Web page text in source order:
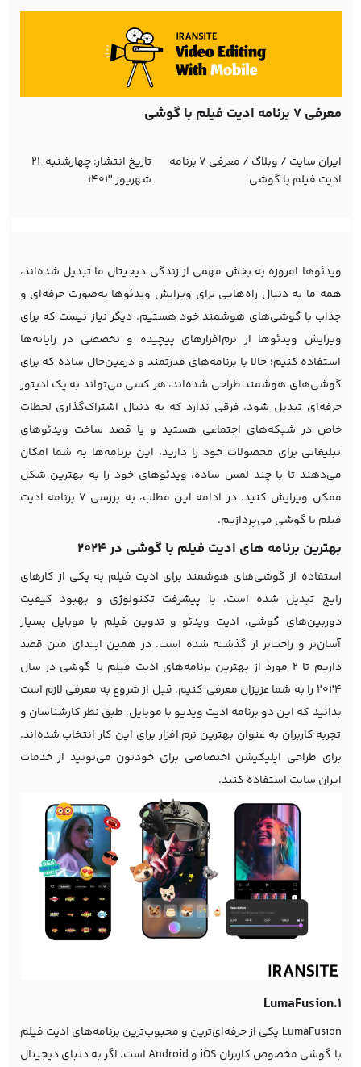
معرفی 7 برنامه ادیت فیلم با گوشی
ایران سایت / وبلاگ /
معرفی 7 برنامه
ادیت فیلم با گوشی
تاریخ انتشار:
چهارشنبه, 21
شهریور,1403
ویدئوها امروزه به بخش مهمی از زندگی دیجیتال ما تبدیل شده‌اند،
همه ما به دنبال راه‌هایی برای ویرایش ویدئوها به‌صورت حرفه‌ای و
جذاب با گوشی‌های هوشمند خود هستیم. دیگر نیاز نیست که برای
ویرایش ویدئوها از نرم‌افزارهای پیچیده و تخصصی در رایانه‌ها
استفاده کنیم؛ حالا با برنامه‌های قدرتمند و درعین‌حال ساده که برای
گوشی‌های هوشمند طراحی شده‌اند، هر کسی می‌تواند به یک ادیتور
حرفه‌ای تبدیل شود. فرقی ندارد که به دنبال اشتراک‌گذاری لحظات
خاص در شبکه‌های اجتماعی هستید و یا قصد ساخت ویدئوهای
تبلیغاتی برای محصولات خود را دارید، این برنامه‌ها به شما امکان
می‌دهند تا با چند لمس ساده، ویدئوهای خود را به بهترین شکل
ممکن ویرایش کنید. در ادامه این مطلب، به بررسی 7 برنامه ادیت
فیلم با گوشی می‌پردازیم.
بهترین برنامه های ادیت فیلم با گوشی در 2024
استفاده از گوشی‌های هوشمند برای ادیت فیلم به یکی از کارهای
رایج تبدیل شده است. با پیشرفت تکنولوژی و بهبود کیفیت
دوربین‌های گوشی، ادیت ویدئو و تدوین فیلم با موبایل بسیار
آسان‌تر و راحت‌تر از گذشته شده است. در همین ابتدای متن قصد
داریم تا ۲ مورد از بهترین برنامه‌های ادیت فیلم با گوشی در سال
2024 را به شما عزیزان معرفی کنیم. قبل از شروع به معرفی لازم است
بدانید که این دو برنامه ادیت ویدیو با موبایل، طبق نظر کارشناسان و
تجربه کاربران به عنوان بهترین نرم افزار برای این کار انتخاب شده‌اند.
برای طراحی اپلیکیشن اختصاصی برای خودتون می‌تونید از خدمات
ایران سایت استفاده کنید.
1.LumaFusion
LumaFusion یکی از حرفه‌ای‌ترین و محبوب‌ترین برنامه‌های ادیت فیلم
با گوشی مخصوص کاربران iOS و Android است. اگر به دنبای دیجیتال